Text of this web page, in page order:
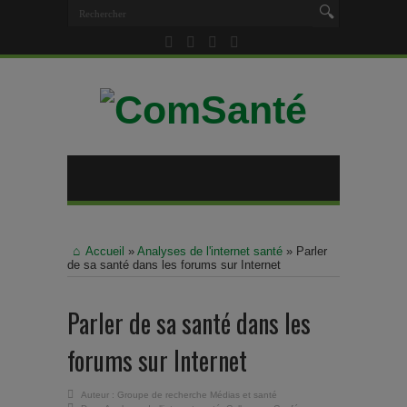
Accueil » Analyses de l'internet santé » Parler
de sa santé dans les forums sur Internet
Parler de sa santé dans les
forums sur Internet
Auteur : Groupe de recherche Médias et santé